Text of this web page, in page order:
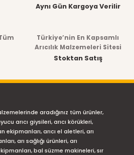
Aynı Gün Kargoya Verilir
Türkiye’nin En Kapsamlı
Arıcılık Malzemeleri Sitesi
Stoktan Satış
aradığınız tüm ürünler,
arıcı giysileri, arıcı körükleri,
arıcı el aletleri, arı
arı sağlığı ürünleri, arı
bal süzme makineleri, sır